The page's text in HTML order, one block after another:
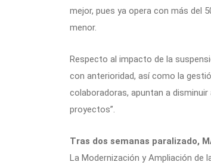
mejor, pues ya opera con más del
menor.
Respecto al impacto de la
con anterioridad, así como la
colaboradoras, apuntan a
proyectos”.
Tras dos semanas paralizado,
La Modernización y Ampliación de